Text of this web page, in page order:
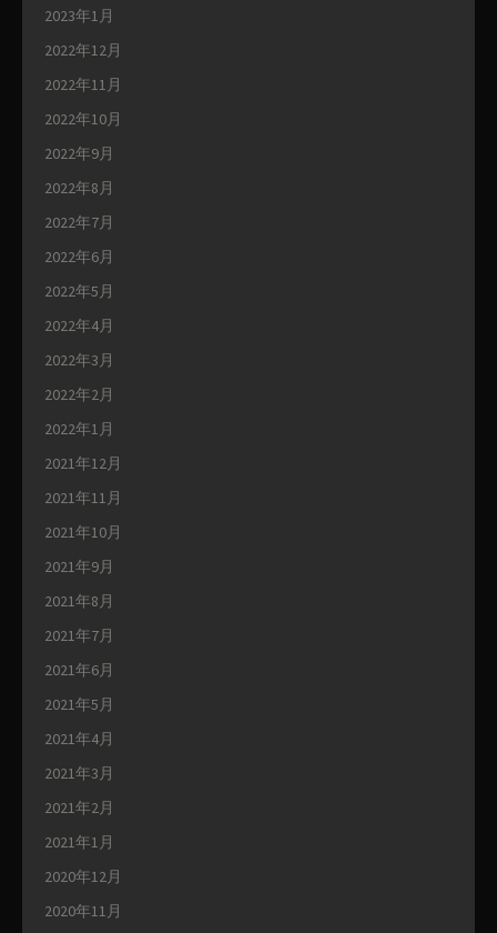
2023年1月
2022年12月
2022年11月
2022年10月
2022年9月
2022年8月
2022年7月
2022年6月
2022年5月
2022年4月
2022年3月
2022年2月
2022年1月
2021年12月
2021年11月
2021年10月
2021年9月
2021年8月
2021年7月
2021年6月
2021年5月
2021年4月
2021年3月
2021年2月
2021年1月
2020年12月
2020年11月